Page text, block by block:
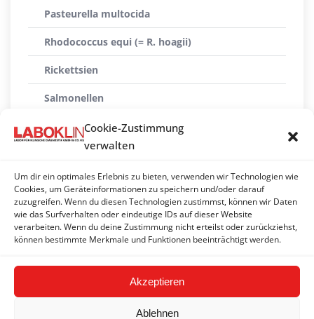
Cookie-Zustimmung
verwalten
Um dir ein optimales Erlebnis zu bieten, verwenden wir Technologien wie
Cookies, um Geräteinformationen zu speichern und/oder darauf
zuzugreifen. Wenn du diesen Technologien zustimmst, können wir Daten
wie das Surfverhalten oder eindeutige IDs auf dieser Website
verarbeiten. Wenn du deine Zustimmung nicht erteilst oder zurückziehst,
können bestimmte Merkmale und Funktionen beeinträchtigt werden.
Akzeptieren
Ablehnen
Pasteurella multocida
Rhodococcus equi (= R. hoagii)
Rickettsien
Salmonellen
Staphylokokken
Streptococcus equi (Druse-Erreger)
Taylorellen
Treponema paraluiscuniculi
Yersinien